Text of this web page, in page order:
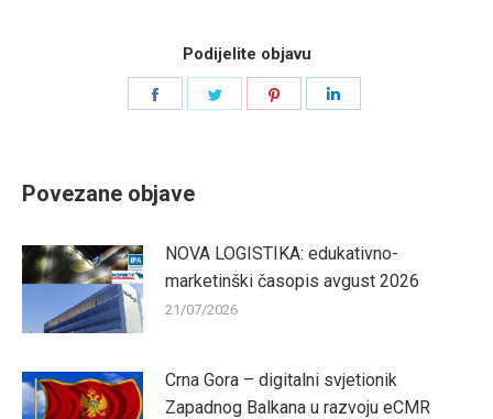
Podijelite objavu
Povezane objave
NOVA LOGISTIKA: edukativno-
marketinški časopis avgust 2026
21/07/2026
Crna Gora – digitalni svjetionik
Zapadnog Balkana u razvoju eCMR